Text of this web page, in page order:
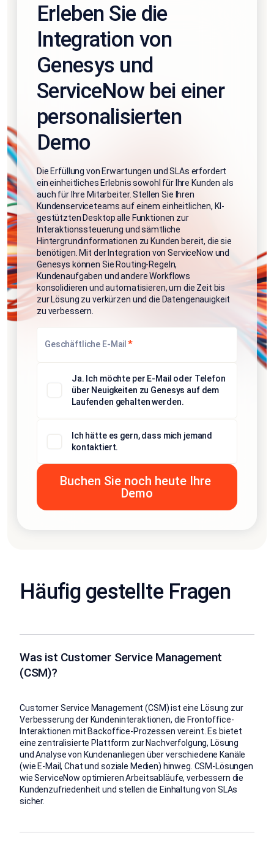
Erleben Sie die
Integration von
Genesys und
ServiceNow bei einer
personalisierten
Demo
Die Erfüllung von Erwartungen und SLAs erfordert
ein einheitliches Erlebnis sowohl für Ihre Kunden als
auch für Ihre Mitarbeiter. Stellen Sie Ihren
Kundenserviceteams auf einem einheitlichen, KI-
gestützten Desktop alle Funktionen zur
Interaktionssteuerung und sämtliche
Hintergrundinformationen zu Kunden bereit, die sie
benötigen. Mit der Integration von ServiceNow und
Genesys können Sie Routing-Regeln,
Kundenaufgaben und andere Workflows
konsolidieren und automatisieren, um die Zeit bis
zur Lösung zu verkürzen und die Datengenauigkeit
zu verbessern.
Geschäftliche E-Mail *
Ja. Ich möchte per E-Mail oder Telefon
über Neuigkeiten zu Genesys auf dem
Laufenden gehalten werden.
Ich hätte es gern, dass mich jemand
kontaktiert.
Häufig gestellte Fragen
Was ist Customer Service Management
(CSM)?
Customer Service Management (CSM) ist eine Lösung zur
Verbesserung der Kundeninteraktionen, die Frontoffice-
Interaktionen mit Backoffice-Prozessen vereint. Es bietet
eine zentralisierte Plattform zur Nachverfolgung, Lösung
und Analyse von Kundenanliegen über verschiedene Kanäle
(wie E-Mail, Chat und soziale Medien) hinweg. CSM-Lösungen
wie ServiceNow optimieren Arbeitsabläufe, verbessern die
Kundenzufriedenheit und stellen die Einhaltung von SLAs
sicher.